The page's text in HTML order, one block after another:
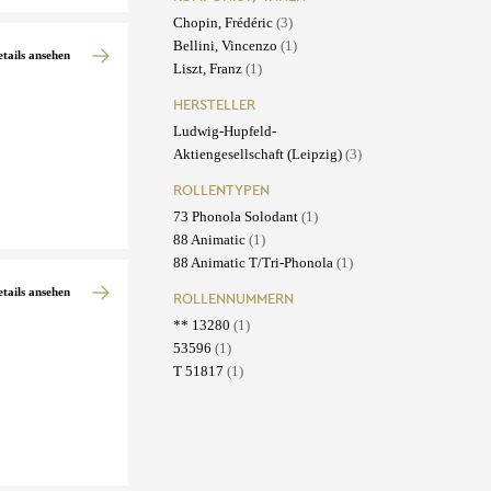
ansehen
ansehen
Chopin, Frédéric (3)
Bellini, Vincenzo (1)
Liszt, Franz (1)
HERSTELLER
Ludwig-Hupfeld-
Aktiengesellschaft (Leipzig) (3)
ROLLENTYPEN
73 Phonola Solodant (1)
88 Animatic (1)
88 Animatic T/Tri-Phonola (1)
ROLLENNUMMERN
** 13280 (1)
53596 (1)
T 51817 (1)